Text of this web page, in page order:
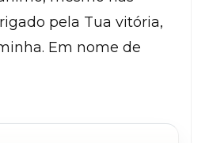
pela Tua vitória,
Em nome de